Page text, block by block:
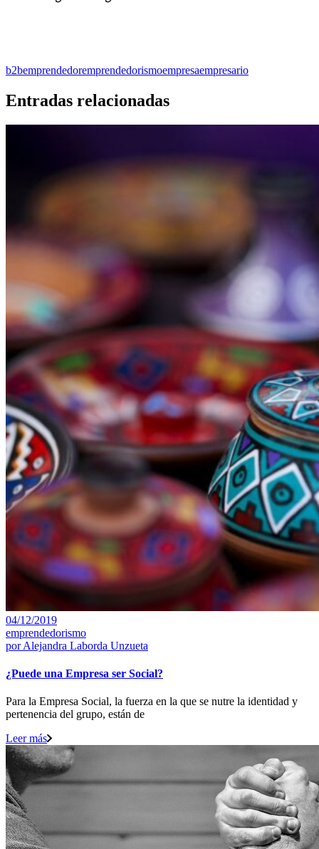
b2bemprendedoremprendedorismoempresaempresario
Entradas relacionadas
04/12/2019
emprendedorismo
porAlejandra Laborda Unzueta
¿Puede una Empresa ser Social?
Para la Empresa Social, la fuerza en la que se nutre la identidad y
pertenencia del grupo, están de
Leer más